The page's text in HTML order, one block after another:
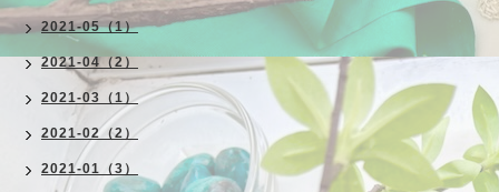
2021-05（1）
2021-04（2）
2021-03（1）
2021-02（2）
2021-01（3）